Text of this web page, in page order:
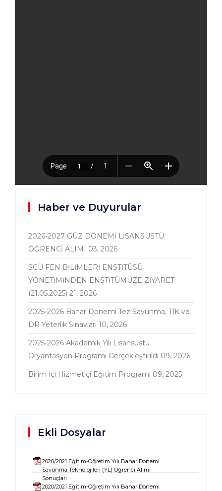
Haber ve Duyurular
2026-2027 GÜZ DÖNEMİ LİSANSÜSTÜ
ÖĞRENCİ ALIMI 03, 2026
SCÜ FEN BİLİMLERİ ENSTİTÜSÜ
YÖNETİMİNDEN ENSTİTÜMÜZE ZİYARET
(21.05.2025) 21, 2026
2025-2026 Bahar Dönemi Tez Savunma, TİK ve
DR Yeterlik Sınavları 10, 2026
2025-2026 Akademik Yılı Lisansüstü
Oryantasyon Programı Gerçekleştirildi 09, 2026
Birim İçi Hizmetiçi Eğitim Programı 09, 2025
Ekli Dosyalar
2020/2021 Eğitim-Öğretim Yılı Bahar Dönemi
Savunma Teknolojileri (YL) Öğrenci Alımı
Sonuçları
2020/2021 Eğitim-Öğretim Yılı Bahar Dönemi